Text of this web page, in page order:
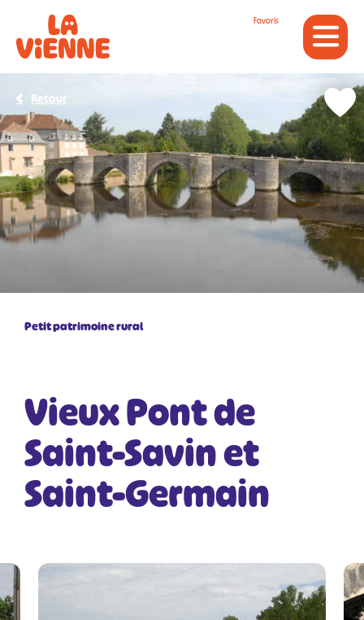
Favoris
Petit patrimoine rural
Vieux Pont de
Saint-Savin et
Saint-Germain
Retour